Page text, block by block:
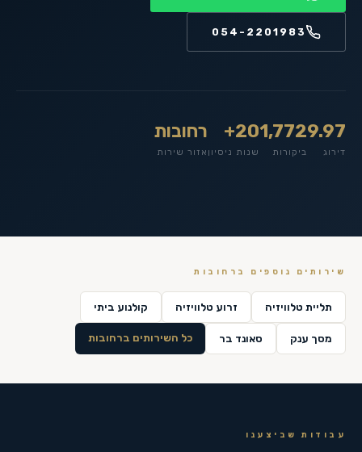
054-2201983
9.97
דירוג
1,772
ביקורות
20+
שנות ניסיון
רחובות
אזור שירות
שירותים נוספים ב רחובות
תליית טלוויזיה זרוע טלוויזיה קולנוע ביתי
מסך ענק סאונד בר כל השירותים ברחובות
עבודות שביצענו